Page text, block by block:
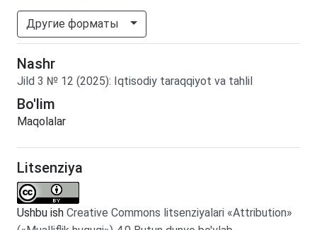
Другие форматы
Nashr
Jild 3 № 12 (2025): Iqtisodiy taraqqiyot va tahlil
Bo'lim
Maqolalar
Litsenziya
Ushbu ish Creative Commons litsenziyalari «Attribution»